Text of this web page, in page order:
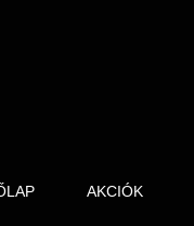
AKCIÓK